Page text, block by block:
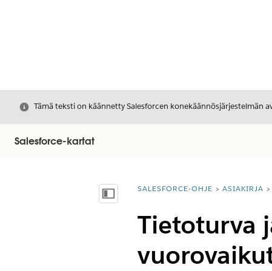
Sulje
Tämä teksti on käännetty Salesforcen konekäännösjärjestelmän
Salesforce-kartat
Näytä sisällysluettelo
Olet tässä:
SALESFORCE-OHJE ASIAKIRJA
Tietoturva